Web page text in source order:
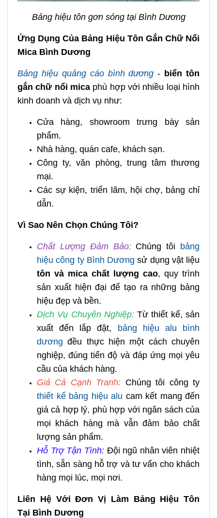
Bảng hiệu tôn gơn sóng tại Bình Dương
Ứng Dụng Của Bảng Hiệu Tôn Gắn Chữ Nổi
Mica Bình Dương
Bảng hiệu quảng cáo bình dương - biển tôn
gắn chữ nổi mica phù hợp với nhiều loại hình
kinh doanh và dịch vụ như:
Cửa hàng, showroom trưng bày sản
phẩm.
Nhà hàng, quán cafe, khách sạn.
Công ty, văn phòng, trung tâm thương
mại.
Các sự kiện, triển lãm, hội chợ, bảng chỉ
dẫn.
Vì Sao Nên Chọn Chúng Tôi?
Chất Lượng Đảm Bảo: Chúng tôi bảng
hiệu công ty Bình Dương sử dụng vật liệu
tôn và mica chất lượng cao, quy trình
sản xuất hiện đại để tạo ra những bảng
hiệu đẹp và bền.
Dịch Vụ Chuyên Nghiệp:Từ thiết kế, sản
xuất đến lắp đặt, bảng hiệu alu bình
dương đều thực hiện một cách chuyên
nghiệp, đúng tiến độ và đáp ứng mọi yêu
cầu của khách hàng.
Giá Cả Cạnh Tranh: Chúng tôi công ty
thiết kế bảng hiệu alu cam kết mang đến
giá cả hợp lý, phù hợp với ngân sách của
mọi khách hàng mà vẫn đảm bảo chất
lượng sản phẩm.
Hỗ Trợ Tận Tình:Đội ngũ nhân viên nhiệt
tình, sẵn sàng hỗ trợ và tư vấn cho khách
hàng mọi lúc, mọi nơi.
Liên Hệ Với Đơn Vị Làm Bảng Hiệu Tôn
Tại Bình Dương